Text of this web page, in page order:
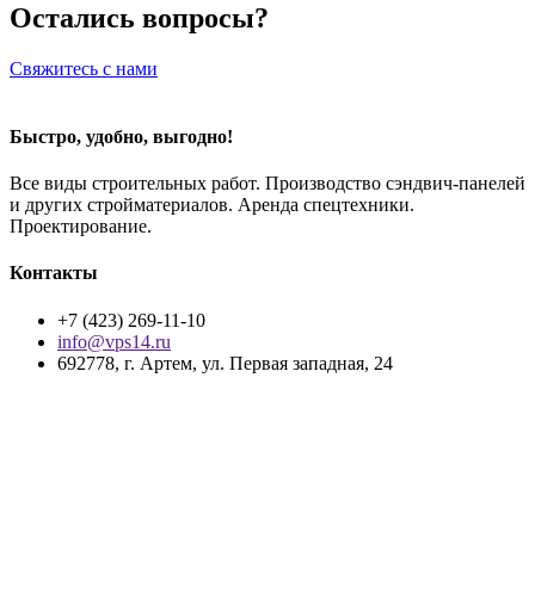
Остались вопросы?
Свяжитесь с нами
Быстро, удобно, выгодно!
Все виды строительных работ. Производство сэндвич-панелей
и других стройматериалов. Аренда спецтехники.
Проектирование.
Контакты
+7 (423) 269-11-10
info@vps14.ru
692778, г. Артем, ул. Первая западная, 24